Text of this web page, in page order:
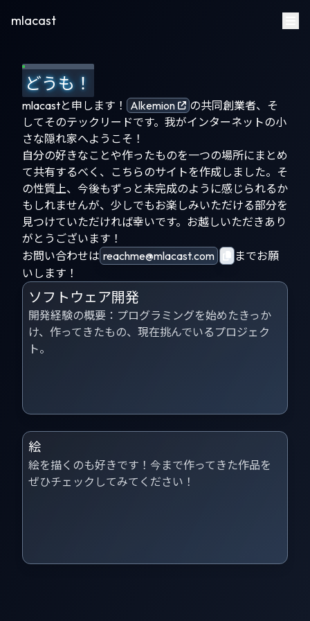
mlacast
どうも！
mlacastと申します！ Alkemion
の共同創業者、そ
してそのテックリードです。我がインターネットの小
さな隠れ家へようこそ！
自分の好きなことや作ったものを一つの場所にまとめ
て共有するべく、こちらのサイトを作成しました。そ
の性質上、今後もずっと未完成のように感じられるか
もしれませんが、少しでもお楽しみいただける部分を
見つけていただければ幸いです。お越しいただきあり
がとうございます！
お問い合わせは reachme@mlacast.com
までお願
いします！
ソフトウェア開発
開発経験の概要：プログラミングを始めたきっか
け、作ってきたもの、現在挑んでいるプロジェク
ト。
絵
絵を描くのも好きです！今まで作ってきた作品を
ぜひチェックしてみてください！